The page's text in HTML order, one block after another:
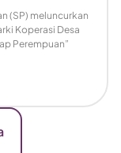
(SP) meluncurkan
Koperasi Desa
Perempuan”